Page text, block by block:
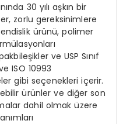
30 yılı aşkın bir
, zorlu gereksinimlere
ürünü, polimer
bileşikler ve USP Sınıf
ISO 10993
gibi seçenekleri içerir.
ürünler ve diğer son
dahil olmak üzere